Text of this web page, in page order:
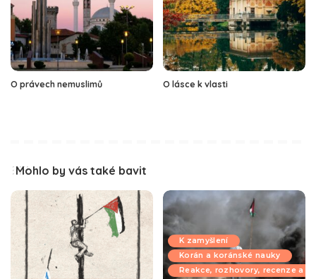
O právech nemuslimů O lásce k vlasti
Mohlo by vás také bavit
K zamyšlení
Korán a koránské nauky
Reakce, rozhovory, recenze a